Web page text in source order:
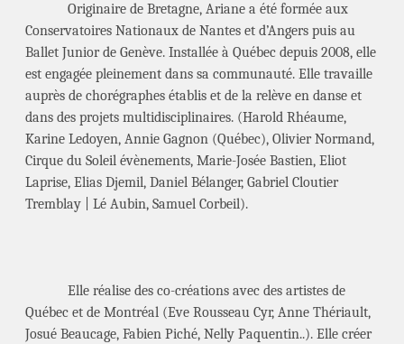
Originaire de Bretagne, Ariane a été formée aux
Conservatoires Nationaux de Nantes et d’Angers puis au
Ballet Junior de Genève. Installée à Québec depuis 2008, elle
est engagée pleinement dans sa communauté. Elle travaille
auprès de chorégraphes établis et de la relève en danse et
dans des projets multidisciplinaires. (Harold Rhéaume,
Karine Ledoyen, Annie Gagnon (Québec), Olivier Normand,
Cirque du Soleil évènements, Marie-Josée Bastien, Eliot
Laprise, Elias Djemil, Daniel Bélanger, Gabriel Cloutier
Tremblay | Lé Aubin, Samuel Corbeil).
Elle réalise des co-créations avec des artistes de
Québec et de Montréal (Eve Rousseau Cyr, Anne Thériault,
Josué Beaucage, Fabien Piché, Nelly Paquentin..). Elle créer